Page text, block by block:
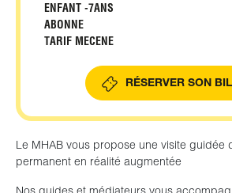
Le MHAB vous propose une visite guidée
permanent en réalité augmentée
ENFANT -7ANS
ABONNE
TARIF MECENE
RÉSERVER SON